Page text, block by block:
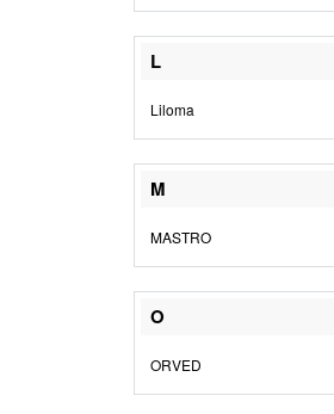
L
Liloma
M
MASTRO
O
ORVED